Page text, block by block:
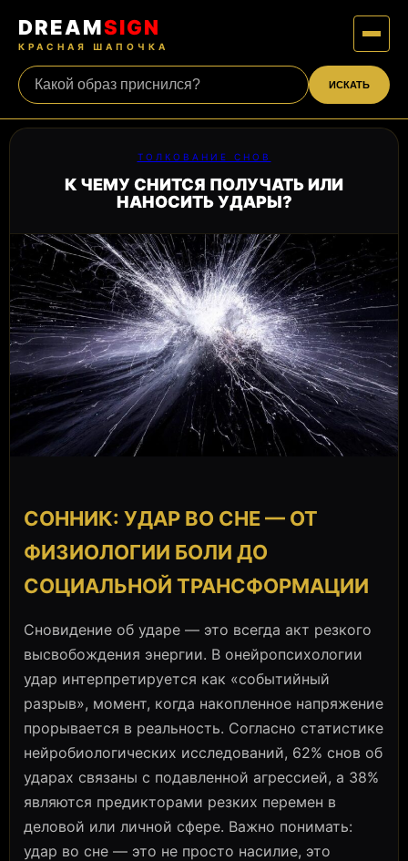
DREAMSIGN
КРАСНАЯ ШАПОЧКА
ИСКАТЬ
ТОЛКОВАНИЕ СНОВ
К ЧЕМУ СНИТСЯ ПОЛУЧАТЬ ИЛИ
НАНОСИТЬ УДАРЫ?
СОННИК: УДАР ВО СНЕ — ОТ
ФИЗИОЛОГИИ БОЛИ ДО
СОЦИАЛЬНОЙ ТРАНСФОРМАЦИИ
Сновидение об ударе — это всегда акт резкого
высвобождения энергии. В онейропсихологии
удар интерпретируется как «событийный
разрыв», момент, когда накопленное напряжение
прорывается в реальность. Согласно статистике
нейробиологических исследований, 62% снов об
ударах связаны с подавленной агрессией, а 38%
являются предикторами резких перемен в
деловой или личной сфере. Важно понимать:
удар во сне — это не просто насилие, это